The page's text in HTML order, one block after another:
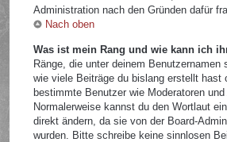
Administration nach den Gründen dafür
Nach oben
Was ist mein Rang und wie kann ich
Ränge, die unter deinem Benutzernamen
wie viele Beiträge du bislang erstellt hast
bestimmte Benutzer wie Moderatoren und
Normalerweise kannst du den Wortlaut
direkt ändern, da sie von der Board-
wurden. Bitte schreibe keine sinnlosen